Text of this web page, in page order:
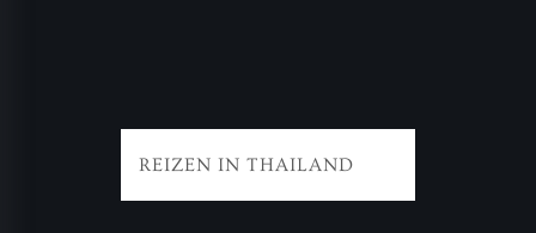
REIZEN IN THAILAND